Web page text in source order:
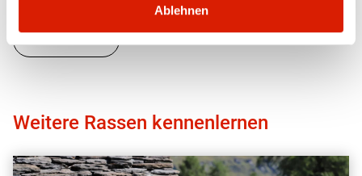
Ablehnen
Weitere Rassen kennenlernen